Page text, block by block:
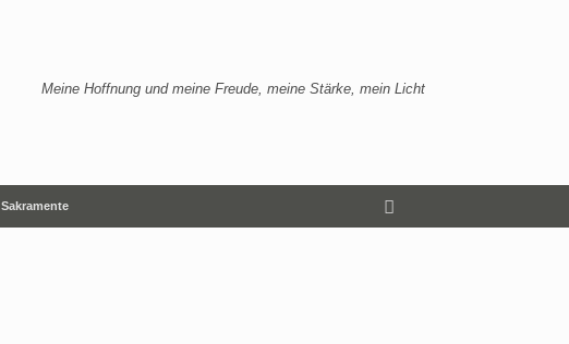
Meine Hoffnung und meine Freude, meine Stärke, mein Licht
Sakramente